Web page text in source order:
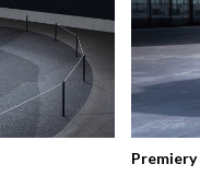
Premiery